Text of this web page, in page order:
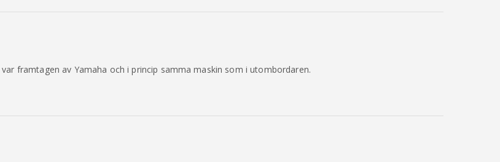
framtagen av Yamaha och i princip samma maskin som i utombordaren.